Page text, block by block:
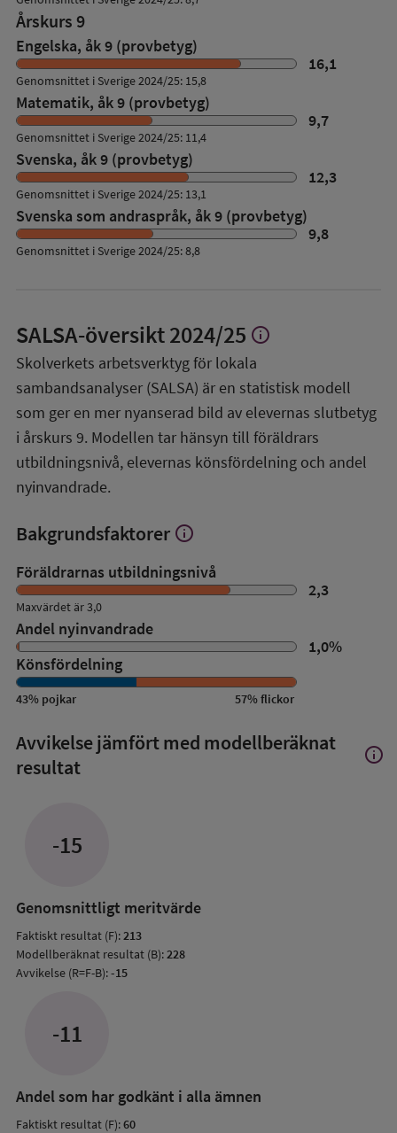
Årskurs 9
Engelska, åk 9 (provbetyg)
16,1
Genomsnittet i Sverige 2024/25: 15,8
Matematik, åk 9 (provbetyg)
9,7
Genomsnittet i Sverige 2024/25: 11,4
Svenska, åk 9 (provbetyg)
12,3
Genomsnittet i Sverige 2024/25: 13,1
Svenska som andraspråk, åk 9 (provbetyg)
9,8
Genomsnittet i Sverige 2024/25: 8,8
SALSA-översikt2024/25 Visa
om
SALSA-
översikt
info
Skolverkets arbetsverktyg för lokala
sambandsanalyser (SALSA) är en statistisk modell
som ger en mer nyanserad bild av elevernas slutbetyg
i årskurs 9. Modellen tar hänsyn till föräldrars
utbildningsnivå, elevernas könsfördelning och andel
nyinvandrade.
Bakgrundsfaktorer Visa
om
Bakgrundsfaktorer
info
Föräldrarnas utbildningsnivå
2,3
Maxvärdet är 3,0
Andel nyinvandrade
1,0%
Könsfördelning
43% pojkar 57%flickor
Avvikelse jämfört med modellberäknat
resultat
Visa
info
-15
Genomsnittligt meritvärde
Faktiskt resultat (F):213
Modellberäknat resultat (B):228
Avvikelse (R=F-B):-15
-11
Andel som har godkänt i alla ämnen
Faktiskt resultat (F):60